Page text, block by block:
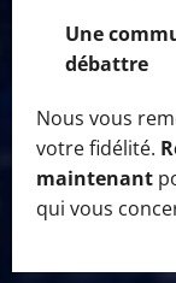
Une
débattre
Nous vous
votre fidélité.
maintenant
qui vous